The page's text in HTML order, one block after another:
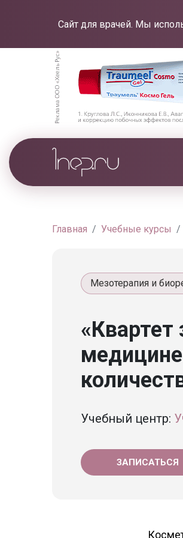
Сайт для врачей. Мы
Главная Учебные курсы
Мезотерапия и
«Квартет
Учебный центр:
ЗАПИСАТЬСЯ